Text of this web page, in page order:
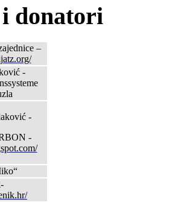
donatori
–
-
-
-